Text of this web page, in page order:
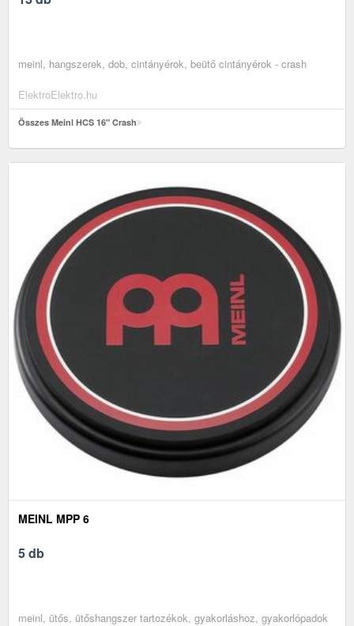
meinl, hangszerek, dob, cintányérok, beütő cintányérok - crash
ElektroElektro.hu
Összes Meinl HCS 16" Crash
MEINL MPP 6
5 db
meinl, ütős, ütőshangszer tartozékok, gyakorláshoz, gyakorlópadok